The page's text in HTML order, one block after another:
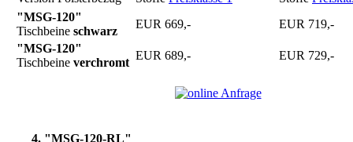
"MSG-120"
Tischbeine schwarz
EUR 669,-
EUR 719,-
"MSG-120"
Tischbeine verchromt
EUR 689,- EUR 729,-
4. "MSG-120-RL"